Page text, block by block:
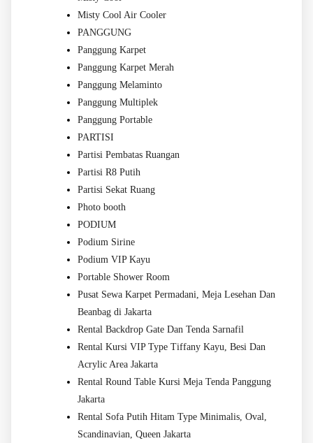
Misty Cool Air Cooler
PANGGUNG
Panggung Karpet
Panggung Karpet Merah
Panggung Melaminto
Panggung Multiplek
Panggung Portable
PARTISI
Partisi Pembatas Ruangan
Partisi R8 Putih
Partisi Sekat Ruang
Photo booth
PODIUM
Podium Sirine
Podium VIP Kayu
Portable Shower Room
Pusat Sewa Karpet Permadani, Meja Lesehan Dan
Beanbag di Jakarta
Rental Backdrop Gate Dan Tenda Sarnafil
Rental Kursi VIP Type Tiffany Kayu, Besi Dan
Acrylic Area Jakarta
Rental Round Table Kursi Meja Tenda Panggung
Jakarta
Rental Sofa Putih Hitam Type Minimalis, Oval,
Scandinavian, Queen Jakarta